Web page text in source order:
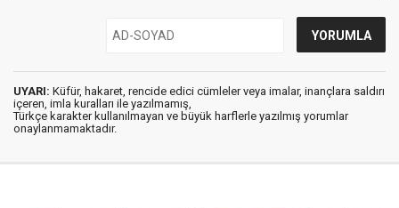
UYARI: Küfür, hakaret, rencide edici cümleler veya imalar, inançlara saldırı
içeren, imla kuralları ile yazılmamış,
Türkçe karakter kullanılmayan ve büyük harflerle yazılmış yorumlar
onaylanmamaktadır.